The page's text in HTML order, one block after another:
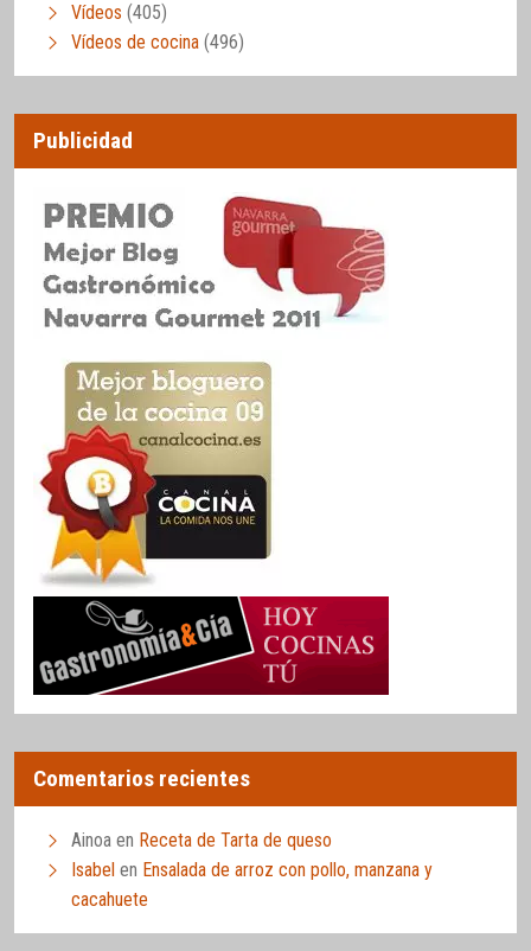
Vídeos (405)
Vídeos de cocina (496)
Publicidad
Comentarios recientes
Ainoa en Receta de Tarta de queso
Isabel en Ensalada de arroz con pollo, manzana y
cacahuete